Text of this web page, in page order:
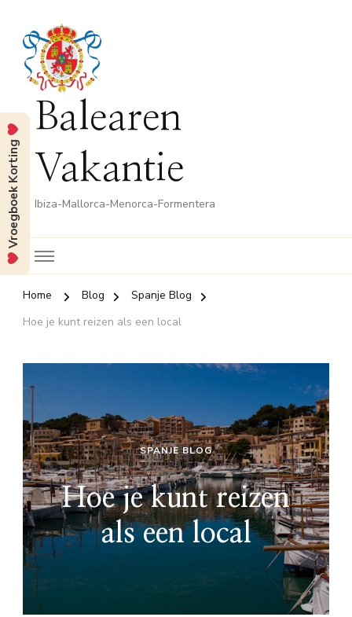
Balearen
Vakantie
Ibiza-Mallorca-Menorca-Formentera
Home Blog
Spanje Blog
Hoe je kunt reizen als een local
SPANJE BLOG
Hoe je kunt reizen
als een local
Vroegboek Korting